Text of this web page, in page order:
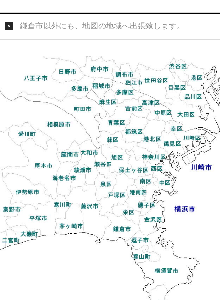
鎌倉市以外にも、地図の地域へ出張致します。